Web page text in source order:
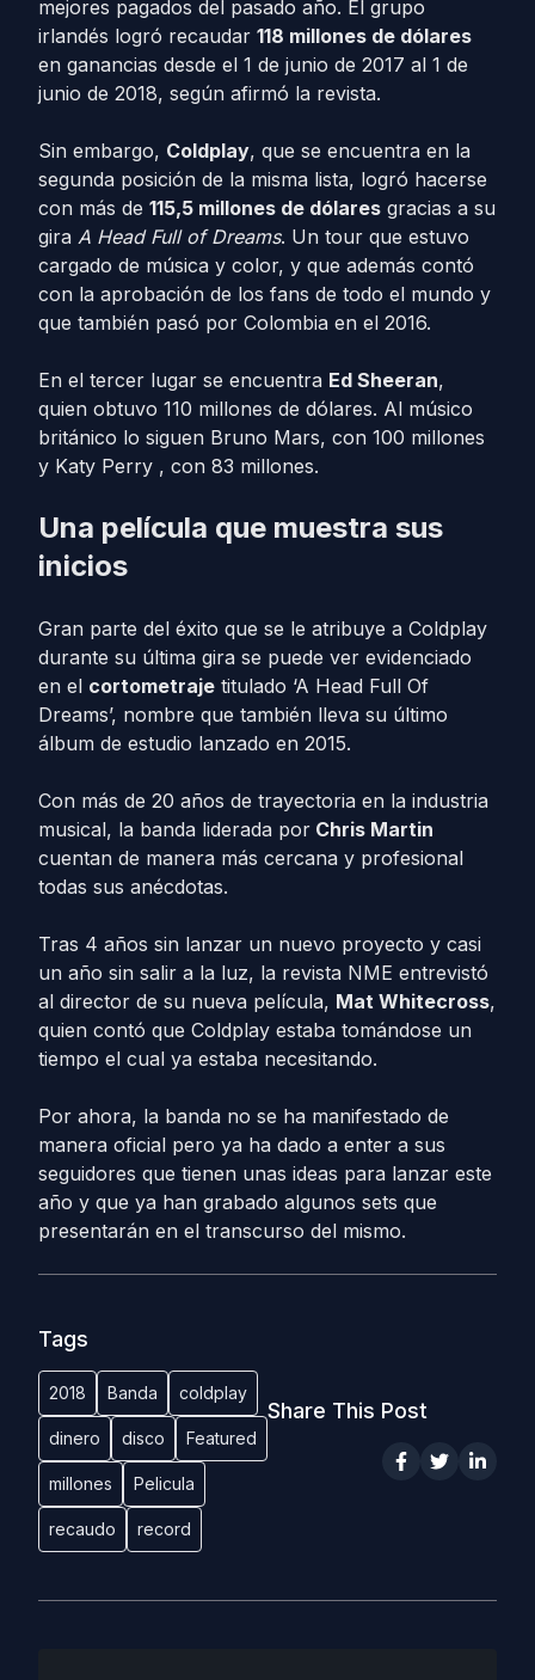
mejores pagados del pasado año. El grupo
irlandés logró recaudar 118 millones de dólares
en ganancias desde el 1 de junio de 2017 al 1 de
junio de 2018, según afirmó la revista.
Sin embargo, Coldplay, que se encuentra en la
segunda posición de la misma lista, logró hacerse
con más de 115,5 millones de dólares gracias a su
gira A Head Full of Dreams. Un tour que estuvo
cargado de música y color, y que además contó
con la aprobación de los fans de todo el mundo y
que también pasó por Colombia en el 2016.
En el tercer lugar se encuentra Ed Sheeran,
quien obtuvo 110 millones de dólares. Al músico
británico lo siguen Bruno Mars, con 100 millones
y Katy Perry , con 83 millones.
Una película que muestra sus
inicios
Gran parte del éxito que se le atribuye a Coldplay
durante su última gira se puede ver evidenciado
en el cortometraje titulado ‘A Head Full Of
Dreams’, nombre que también lleva su último
álbum de estudio lanzado en 2015.
Con más de 20 años de trayectoria en la industria
musical, la banda liderada por Chris Martin
cuentan de manera más cercana y profesional
todas sus anécdotas.
Tras 4 años sin lanzar un nuevo proyecto y casi
un año sin salir a la luz, la revista NME entrevistó
al director de su nueva película, Mat Whitecross,
quien contó que Coldplay estaba tomándose un
tiempo el cual ya estaba necesitando.
Por ahora, la banda no se ha manifestado de
manera oficial pero ya ha dado a enter a sus
seguidores que tienen unas ideas para lanzar este
año y que ya han grabado algunos sets que
presentarán en el transcurso del mismo.
Tags
2018 Banda coldplay
dinero disco Featured
millones Pelicula
recaudo record
Share This Post